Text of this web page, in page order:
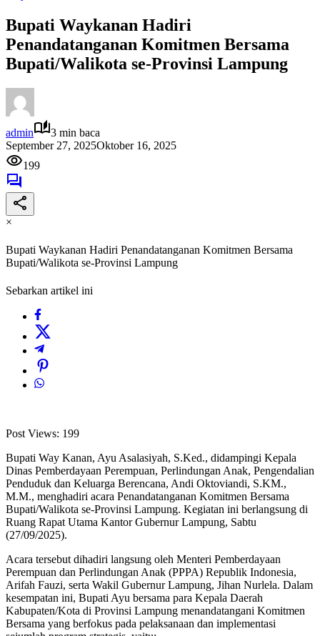
Bupati Waykanan Hadiri
Penandatanganan Komitmen Bersama
Bupati/Walikota se-Provinsi Lampung
admin
3 min baca
September 27, 2025Oktober 16, 2025
199
×
Bupati Waykanan Hadiri Penandatanganan Komitmen Bersama
Bupati/Walikota se-Provinsi Lampung
Sebarkan artikel ini
Post Views: 199
Bupati Way Kanan, Ayu Asalasiyah, S.Ked., didampingi Kepala
Dinas Pemberdayaan Perempuan, Perlindungan Anak, Pengendalian
Penduduk dan Keluarga Berencana, Andi Oktoviandi, S.KM.,
M.M., menghadiri acara Penandatanganan Komitmen Bersama
Bupati/Walikota se-Provinsi Lampung. Kegiatan ini berlangsung di
Ruang Rapat Utama Kantor Gubernur Lampung, Sabtu
(27/09/2025).
Acara tersebut dihadiri langsung oleh Menteri Pemberdayaan
Perempuan dan Perlindungan Anak (PPPA) Republik Indonesia,
Arifah Fauzi, serta Wakil Gubernur Lampung, Jihan Nurlela. Dalam
kesempatan ini, Bupati Ayu bersama para Kepala Daerah
Kabupaten/Kota di Provinsi Lampung menandatangani Komitmen
Bersama yang berfokus pada pelaksanaan dan implementasi